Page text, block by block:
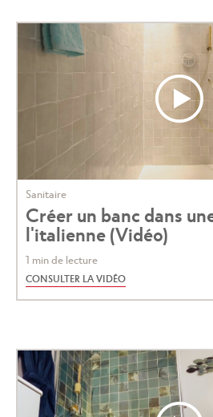
Sanitaire
Créer un banc dans
l'italienne (Vidéo)
1 min de lecture
CONSULTER LA VIDÉO